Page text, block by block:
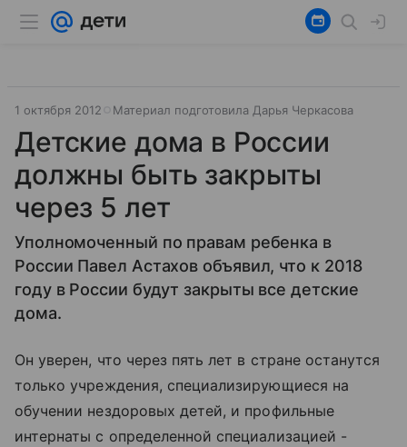
1 октября 2012 Материал подготовила Дарья Черкасова
Детские дома в России
должны быть закрыты
через 5 лет
Уполномоченный по правам ребенка в
России Павел Астахов объявил, что к 2018
году в России будут закрыты все детские
дома.
Он уверен, что через пять лет в стране останутся
только учреждения, специализирующиеся на
обучении нездоровых детей, и профильные
интернаты с определенной специализацией -